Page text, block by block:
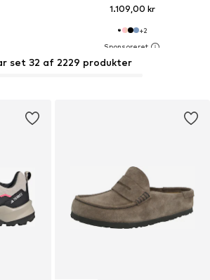
1.109,00 kr
+2
set 32 af 2229 produkter